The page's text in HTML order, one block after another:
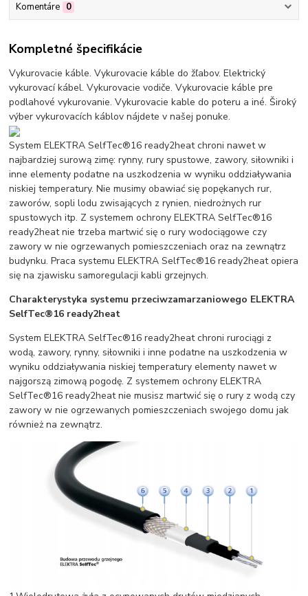
Komentáre 0
Kompletné špecifikácie
Vykurovacie káble. Vykurovacie káble do žľabov. Elektrický
vykurovací kábel. Vykurovacie vodiče. Vykurovacie káble pre
podlahové vykurovanie. Vykurovacie kable do poteru a iné. Široký
výber vykurovacích káblov nájdete v našej ponuke.
System ELEKTRA SelfTec®16 ready2heat chroni nawet w
najbardziej surową zimę: rynny, rury spustowe, zawory, siłowniki i
inne elementy podatne na uszkodzenia w wyniku oddziaływania
niskiej temperatury. Nie musimy obawiać się popękanych rur,
zaworów, sopli lodu zwisających z rynien, niedrożnych rur
spustowych itp. Z systemem ochrony ELEKTRA SelfTec®16
ready2heat nie trzeba martwić się o rury wodociągowe czy
zawory w nie ogrzewanych pomieszczeniach oraz na zewnątrz
budynku. Praca systemu ELEKTRA SelfTec®16 ready2heat opiera
się na zjawisku samoregulacji kabli grzejnych.
Charakterystyka systemu przeciwzamarzaniowego ELEKTRA
SelfTec®16 ready2heat
System ELEKTRA SelfTec®16 ready2heat chroni rurociągi z
wodą, zawory, rynny, siłowniki i inne podatne na uszkodzenia w
wyniku oddziaływania niskiej temperatury elementy nawet w
najgorszą zimową pogodę. Z systemem ochrony ELEKTRA
SelfTec®16 ready2heat nie musisz martwić się o rury z wodą czy
zawory w nie ogrzewanych pomieszczeniach swojego domu jak
również na zewnątrz.